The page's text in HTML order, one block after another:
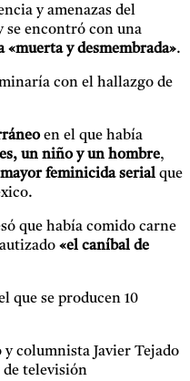
y amenazas del
encontró con una
«muerta y desmembrada».
con el hallazgo de
en el que había
un niño y un hombre,
mayor feminicida serial que
que había comido carne
«el caníbal de
que se producen 10
columnista Javier Tejado
televisión